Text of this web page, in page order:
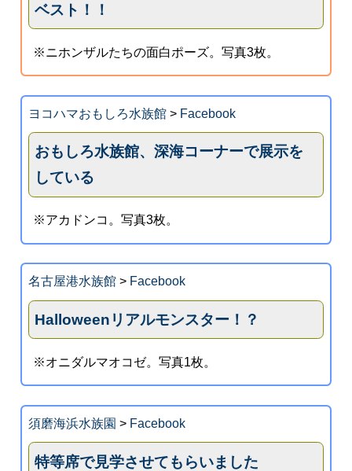
ベスト！！
※ニホンザルたちの面白ポーズ。写真3枚。
ヨコハマおもしろ水族館> Facebook
おもしろ水族館、深海コーナーで展示を
している
※アカドンコ。写真3枚。
名古屋港水族館> Facebook
Halloweenリアルモンスター！？
※オニダルマオコゼ。写真1枚。
須磨海浜水族園 > Facebook
特等席で見学させてもらいました